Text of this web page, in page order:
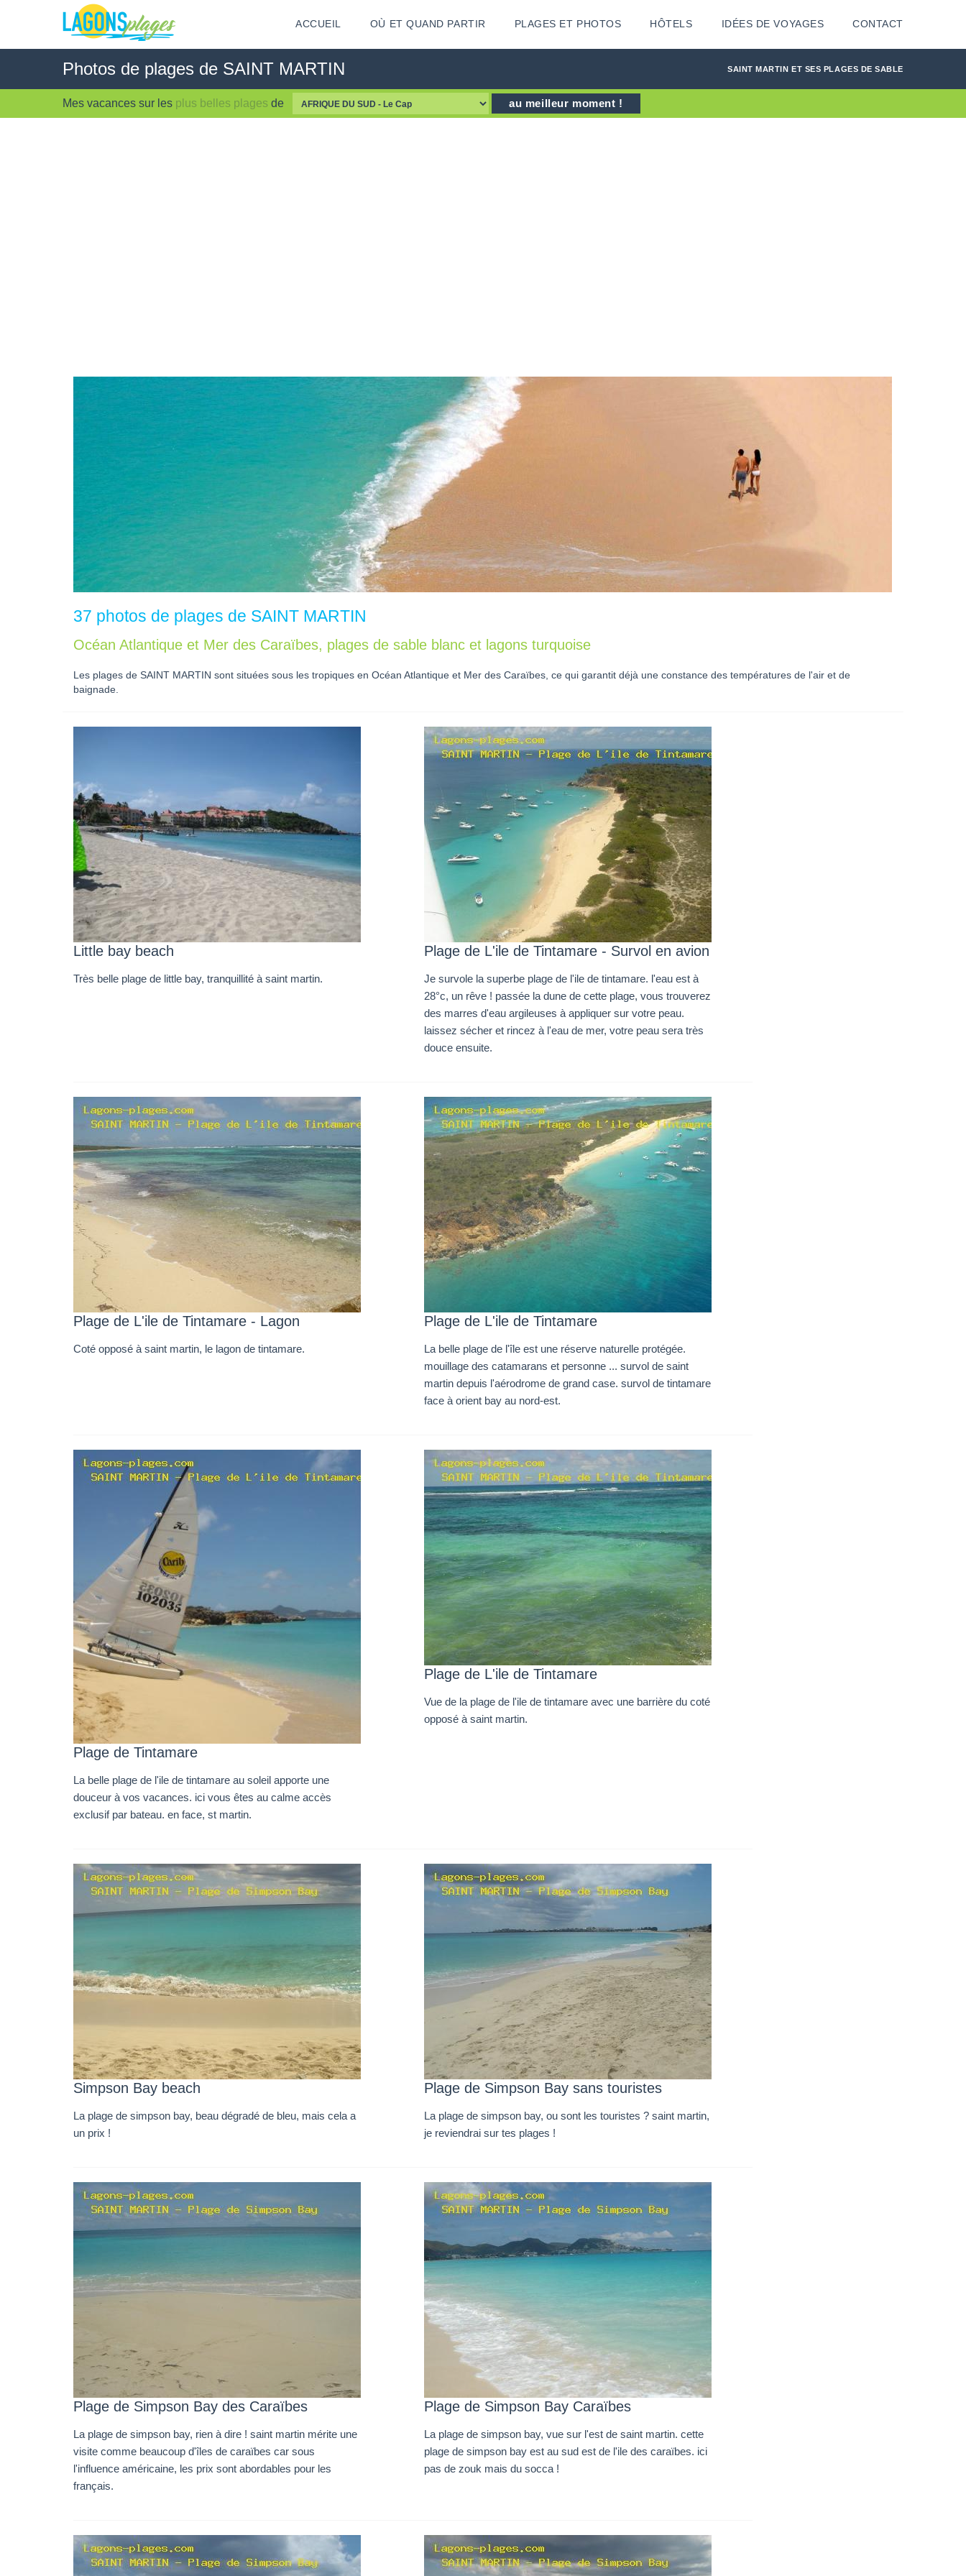
ACCUEIL OÙ ET QUAND PARTIR PLAGES ET PHOTOS HÔTELS IDÉES DE VOYAGES CONTACT
Photos de plages de SAINT MARTIN SAINT MARTIN ET SES PLAGES DE SABLE
Mes vacances sur les plus belles plages de au meilleur moment !
37 photos de plages de SAINT MARTIN
Océan Atlantique et Mer des Caraïbes, plages de sable blanc et lagons turquoise
Les plages de SAINT MARTIN sont situées sous les tropiques en Océan Atlantique et Mer des Caraïbes, ce qui garantit déjà une constance des températures de l'air et de
baignade.
Little bay beach
Très belle plage de little bay, tranquillité à saint martin.
Plage de L'ile de Tintamare - Survol en avion
Je survole la superbe plage de l'ile de tintamare. l'eau est à
28°c, un rêve ! passée la dune de cette plage, vous trouverez
des marres d'eau argileuses à appliquer sur votre peau.
laissez sécher et rincez à l'eau de mer, votre peau sera très
douce ensuite.
Plage de L'ile de Tintamare - Lagon
Coté opposé à saint martin, le lagon de tintamare.
Plage de L'ile de Tintamare
La belle plage de l'île est une réserve naturelle protégée.
mouillage des catamarans et personne ... survol de saint
martin depuis l'aérodrome de grand case. survol de tintamare
face à orient bay au nord-est.
Plage de Tintamare
La belle plage de l'ile de tintamare au soleil apporte une
douceur à vos vacances. ici vous êtes au calme accès
exclusif par bateau. en face, st martin.
Plage de L'ile de Tintamare
Vue de la plage de l'ile de tintamare avec une barrière du coté
opposé à saint martin.
Simpson Bay beach
La plage de simpson bay, beau dégradé de bleu, mais cela a
un prix !
Plage de Simpson Bay sans touristes
La plage de simpson bay, ou sont les touristes ? saint martin,
je reviendrai sur tes plages !
Plage de Simpson Bay des Caraïbes
La plage de simpson bay, rien à dire ! saint martin mérite une
visite comme beaucoup d'îles de caraïbes car sous
l'influence américaine, les prix sont abordables pour les
français.
Plage de Simpson Bay Caraïbes
La plage de simpson bay, vue sur l'est de saint martin. cette
plage de simpson bay est au sud est de l'ile des caraïbes. ici
pas de zouk mais du socca !